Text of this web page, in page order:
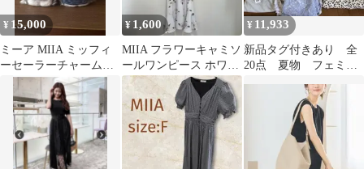
¥ 15,000
ミーア MIIA ミッフィ
ーセーラーチャームポ
ーチ 横浜限定 2体
¥ 1,600
MIIA フラワーキャミソ
ールワンピース ホワイ
ト ロングワンピース
¥ 11,933
新品タグ付きあり 全
20点 夏物 フェミニ